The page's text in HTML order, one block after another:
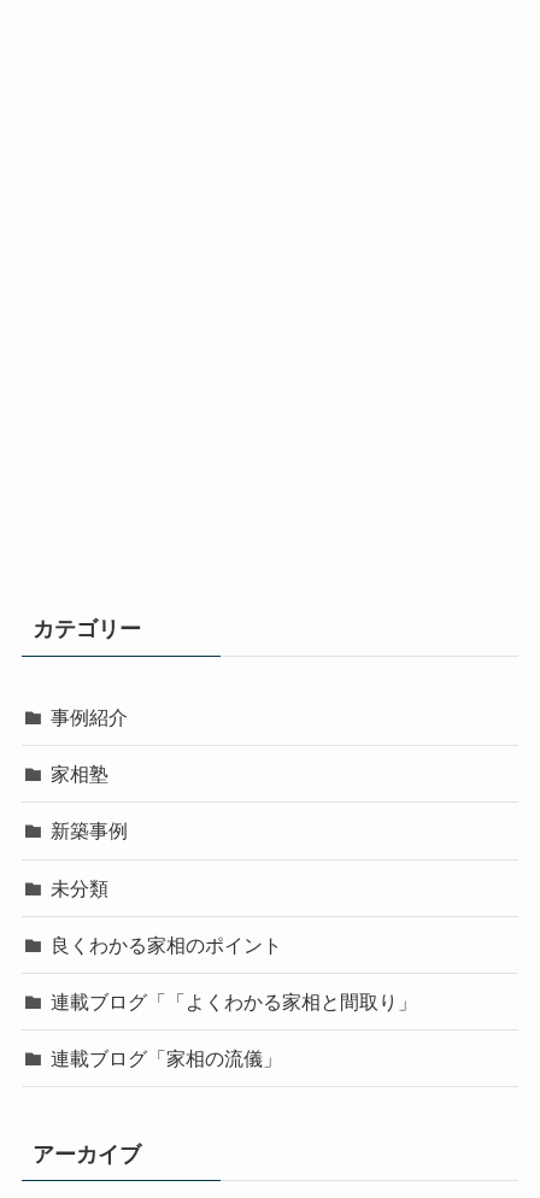
カテゴリー
事例紹介
家相塾
新築事例
未分類
良くわかる家相のポイント
連載ブログ「「よくわかる家相と間取り」
連載ブログ「家相の流儀」
アーカイブ